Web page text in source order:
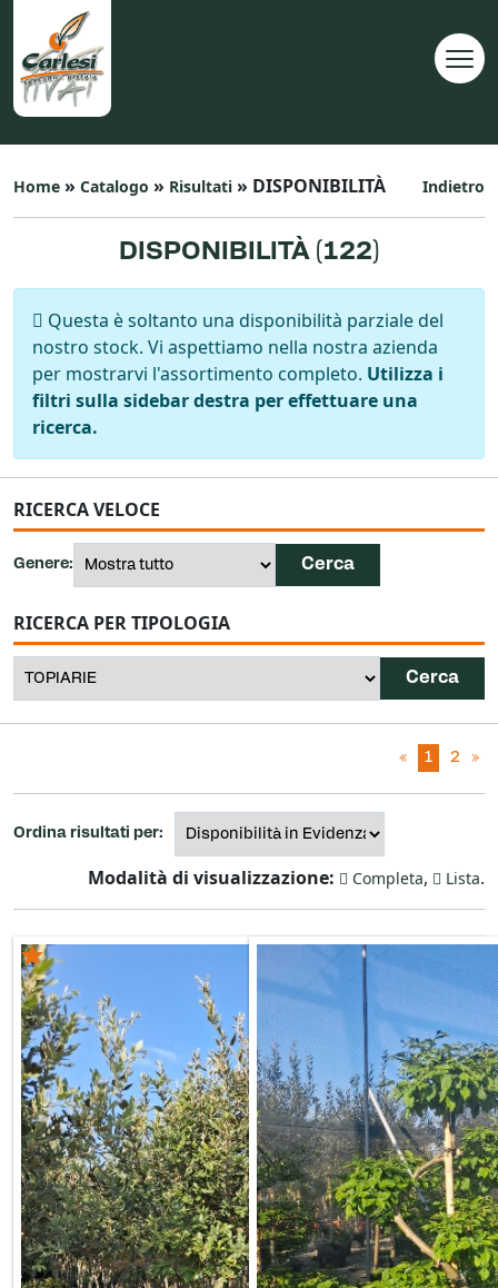
Indietro
Home » Catalogo » Risultati » DISPONIBILITÀ
DISPONIBILITÀ (122)
Questa è soltanto una disponibilità parziale del
nostro stock. Vi aspettiamo nella nostra azienda
per mostrarvi l'assortimento completo. Utilizza i
filtri sulla sidebar destra per effettuare una
ricerca.
RICERCA VELOCE
Genere:
RICERCA PER TIPOLOGIA
« 1 2 »
Ordina risultati per:
Modalità di visualizzazione: Completa, Lista.